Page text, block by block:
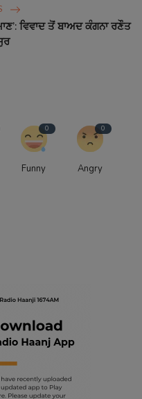
ਵਿਵਾਦ ਤੋਂ ਬਾਅਦ ਕੰਗਨਾ ਰਣੌਤ
0
Funny
0
Angry